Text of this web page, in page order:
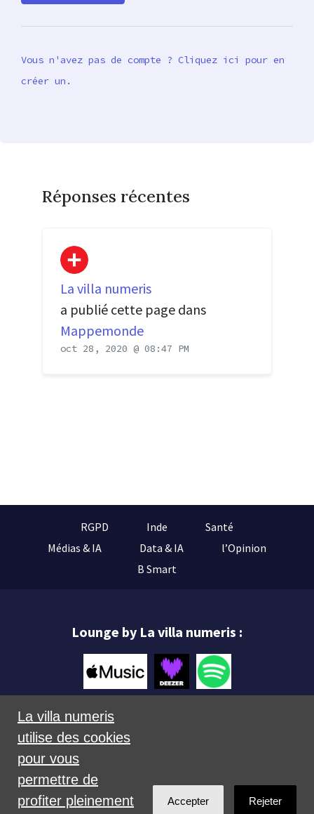
Vous n'avez pas de compte ? Cliquez ici pour en
créer un.
Réponses récentes
La villa numeris
a publié cette page dans
Mappemonde
oct 28, 2020 @ 08:47 PM
RGPD Inde
Santé
Médias & IA
Data & IA
l’Opinion
B Smart
Lounge by La villa numeris :
La villa numeris
utilise des cookies
pour vous
permettre de
profiter pleinement
Accepter Rejeter